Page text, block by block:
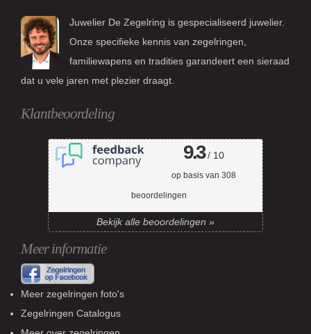
Juwelier De Zegelring is gespecialiseerd juwelier.
Onze specifieke kennis van zegelringen,
familiewapens en tradities garandeert een sieraad
dat u vele jaren met plezier draagt.
Klantbeoordeling
9.3/ 10
op basis van 308
beoordelingen
Bekijk alle beoordelingen »
Meer informatie
Meer zegelringen foto's
Zegelringen Catalogus